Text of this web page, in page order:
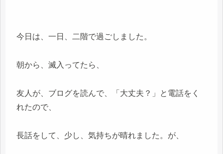
今日は、一日、二階で過ごしました。
朝から、滅入ってたら、
友人が、ブログを読んで、「大丈夫？」と電話をく
れたので、
長話をして、少し、気持ちが晴れました。が、